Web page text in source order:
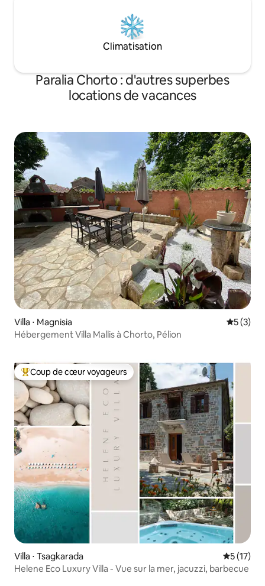
Climatisation
Paralia Chorto : d'autres superbes
locations de vacances
Villa ⋅ Magnisia
5 (3)
Hébergement Villa Mallis à Chorto, Pélion
Coups de cœur voyageurs les plus appréciés
Coup de cœur voyageurs
Villa ⋅ Tsagkarada
5 (17)
Helene Eco Luxury Villa - Vue sur la mer, jacuzzi, barbecue